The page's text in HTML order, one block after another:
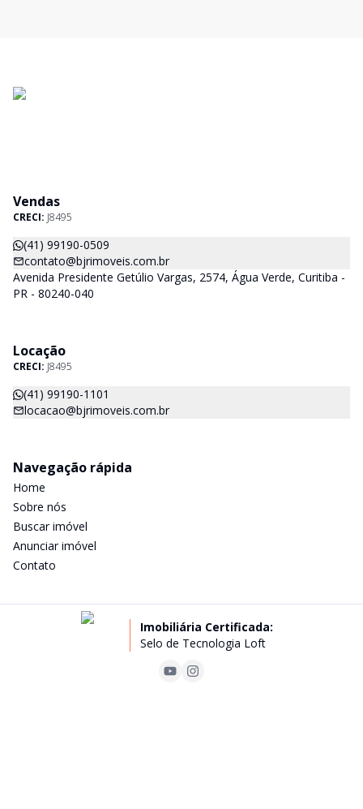
Vendas
CRECI: J8495
(41) 99190-0509
contato@bjrimoveis.com.br
Avenida Presidente Getúlio Vargas, 2574, Água Verde, Curitiba -
PR - 80240-040
Locação
CRECI: J8495
(41) 99190-1101
locacao@bjrimoveis.com.br
Navegação rápida
Home
Sobre nós
Buscar imóvel
Anunciar imóvel
Contato
Imobiliária Certificada:
Selo de Tecnologia Loft